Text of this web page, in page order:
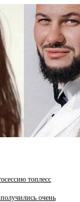
топлесс
очень